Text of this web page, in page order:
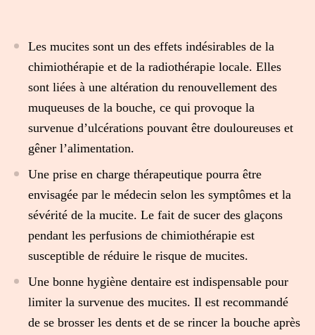
Les mucites sont un des effets indésirables de la
chimiothérapie et de la radiothérapie locale. Elles
sont liées à une altération du renouvellement des
muqueuses de la bouche, ce qui provoque la
survenue d’ulcérations pouvant être douloureuses et
gêner l’alimentation.
Une prise en charge thérapeutique pourra être
envisagée par le médecin selon les symptômes et la
sévérité de la mucite. Le fait de sucer des glaçons
pendant les perfusions de chimiothérapie est
susceptible de réduire le risque de mucites.
Une bonne hygiène dentaire est indispensable pour
limiter la survenue des mucites. Il est recommandé
de se brosser les dents et de se rincer la bouche après